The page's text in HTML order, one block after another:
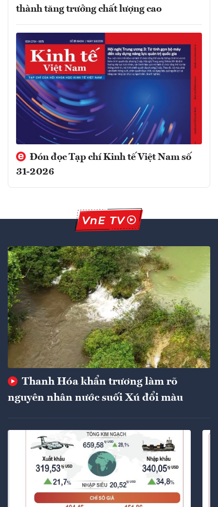
thành tăng trưởng chất lượng cao
Đón đọc Tạp chí Kinh tế Việt Nam số
31-2026
Thanh Hóa khẩn trương làm rõ
nguyên nhân nước suối Xú đổi màu